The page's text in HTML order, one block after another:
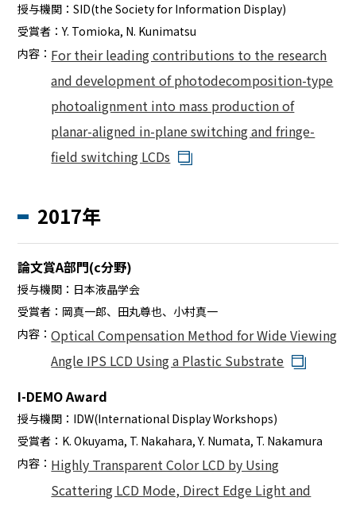
授与機関：SID(the Society for Information Display)
受賞者：Y. Tomioka, N. Kunimatsu
内容： For their leading contributions to the research
and development of photodecomposition-type
photoalignment into mass production of
planar-aligned in-plane switching and fringe-
field switching LCDs
2017年
論文賞A部門(c分野)
授与機関： 日本液晶学会
受賞者： 岡真一郎、田丸尊也、小村真一
内容：Optical Compensation Method for Wide Viewing
Angle IPS LCD Using a Plastic Substrate
I-DEMO Award
授与機関： IDW(International Display Workshops)
受賞者： K. Okuyama, T. Nakahara, Y. Numata, T. Nakamura
内容： Highly Transparent Color LCD by Using
Scattering LCD Mode, Direct Edge Light and